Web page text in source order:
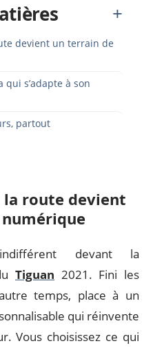
devient un terrain de
s’adapte à son
partout
la route devient
devant la
Tiguan 2021. Fini les
temps, place à un
qui réinvente
Vous choisissez ce qui